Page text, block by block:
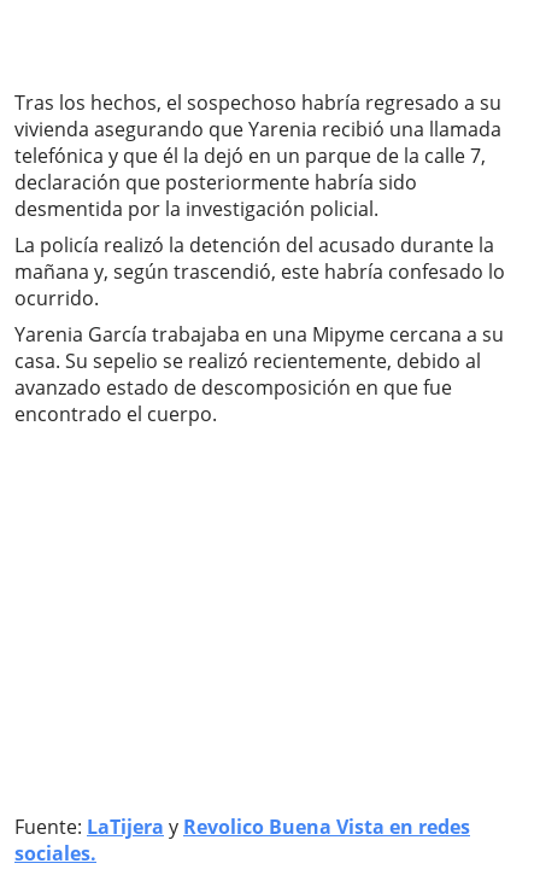
Tras los hechos, el sospechoso habría regresado a su
vivienda asegurando que Yarenia recibió una llamada
telefónica y que él la dejó en un parque de la calle 7,
declaración que posteriormente habría sido
desmentida por la investigación policial.
La policía realizó la detención del acusado durante la
mañana y, según trascendió, este habría confesado lo
ocurrido.
Yarenia García trabajaba en una Mipyme cercana a su
casa. Su sepelio se realizó recientemente, debido al
avanzado estado de descomposición en que fue
encontrado el cuerpo.
Fuente: LaTijera y Revolico Buena Vista en redes
sociales.